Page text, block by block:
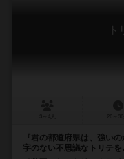
『君の都道府県は、強い
字のない不思議なトリテ